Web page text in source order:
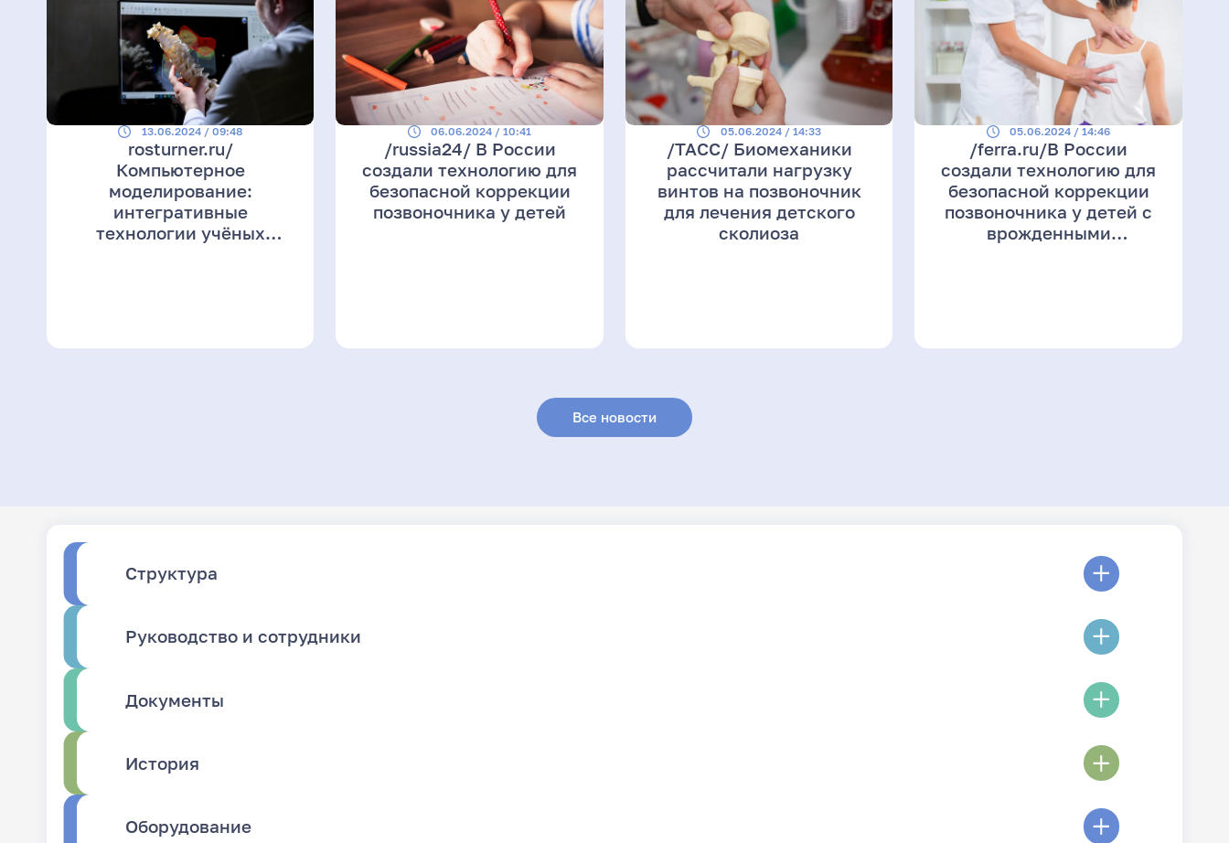
13.06.2024 / 09:48
rosturner.ru/
Компьютерное
моделирование:
интегративные
технологии учёных
06.06.2024 / 10:41
/russia24/ В России
создали технологию для
безопасной коррекции
позвоночника у детей
05.06.2024 / 14:33
/ТАСС/ Биомеханики
рассчитали нагрузку
винтов на позвоночник
для лечения детского
сколиоза
05.06.2024 / 14:46
/ferra.ru/В России
создали технологию для
безопасной коррекции
позвоночника у детей с
врожденными
Все новости
Структура
Руководство и сотрудники
Документы
История
Оборудование